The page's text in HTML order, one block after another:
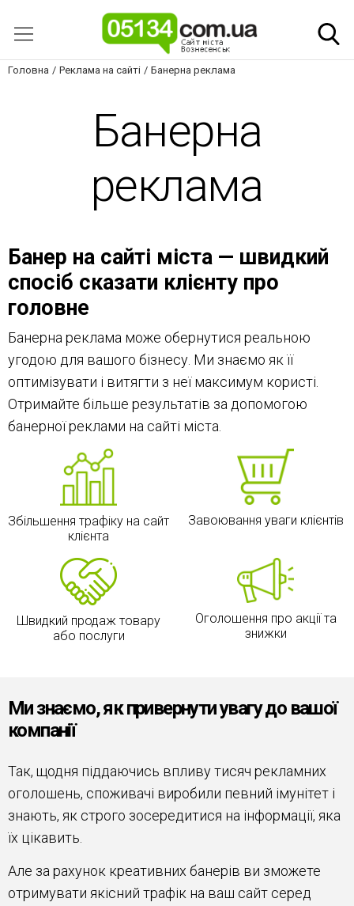
Головна Реклама на сайті Банерна реклама
Банерна
реклама
Банер на сайті міста — швидкий
спосіб сказати клієнту про
головне
Банерна реклама може обернутися реальною
угодою для вашого бізнесу. Ми знаємо як її
оптимізувати і витягти з неї максимум користі.
Отримайте більше результатів за допомогою
банерної реклами на сайті міста.
Збільшення трафіку на сайт
клієнта
Завоювання уваги клієнтів
Швидкий продаж товару
або послуги
Оголошення про акції та
знижки
Ми знаємо, як привернути увагу до вашої
компанії
Так, щодня піддаючись впливу тисяч рекламних
оголошень, споживачі виробили певний імунітет і
знають, як строго зосередитися на інформації, яка
їх цікавить.
Але за рахунок креативних банерів ви зможете
отримувати якісний трафік на ваш сайт серед